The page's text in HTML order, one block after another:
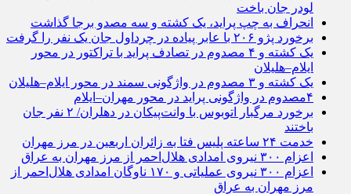
لودر جان باخت
انحراف به چپ پراید، یک کشته و سه مصدو برجا گذاشت
برخورد پژو ۲۰۶ با عابر پیاده در چرداول جان یک نفر را گرفت
یک کشته و ۴ مصدوم در تصادف پراید با تراکتور در محور
ایلام–هلیلان
یک کشته و ۳ مصدوم در واژگونی سمند در محور ایلام–هلیلان
۴مصدوم در واژگونی پراید در محور مهران–ایلام
برخورد مرگبار اتوبوس با وانت‌پیکان در دهلران/ ۲ نفر جان
باختند
خدمت ۲۴ ساعته پلیس فتا به زائران اربعین در مرز مهران
اعزام ۳۰۰ نیروی امدادی هلال‌احمر از مرز مهران به عراق
اعزام ۳۰۰ نیروی عملیاتی و ۱۷۰ ناوگان امدادی هلال‌احمر از
مرز مهران به عراق